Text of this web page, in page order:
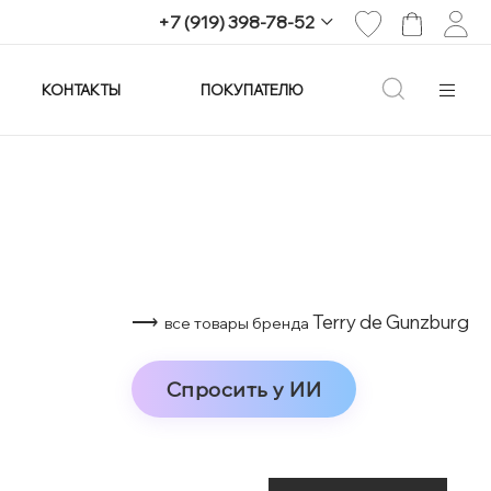
+7 (919) 398-78-52
+7 (919) 398-78-52
КОНТАКТЫ ПОКУПАТЕЛЮ
⟶ все товары бренда Terry de Gunzburg
Спросить у ИИ